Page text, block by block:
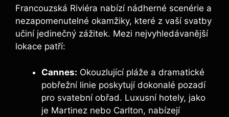
Francouzská Riviéra nabízí nádherné scenérie a
nezapomenutelné okamžiky, které z vaší svatby
učiní jedinečný zážitek. Mezi nejvyhledávanější
lokace patří:
Cannes: Okouzlující pláže a dramatické
pobřežní linie poskytují dokonalé pozadí
pro svatební obřad. Luxusní hotely, jako
je Martinez nebo Carlton, nabízejí